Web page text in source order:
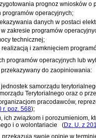
prognoz wniosków
programów operacyjnych;
danych w postaci
zakresie programów
technicznej;
i zamknięciem
programów operacyjnych lub
do zaopiniowania:
samorządu
Terytorialnego oraz o
pracodawców,
r. poz. 568);
ich związkom i porozumieniom,
i o wolontariacie
(Dz. U. z